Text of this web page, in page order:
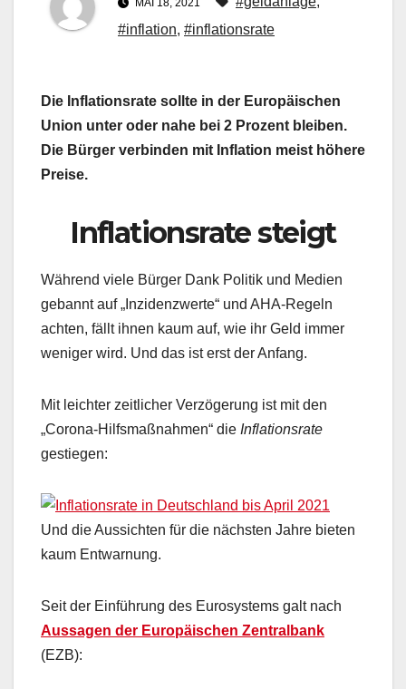
MAI 18, 2021
#inflation, #inflationsrate
Die Inflationsrate sollte in der Europäischen
Union unter oder nahe bei 2 Prozent bleiben.
Die Bürger verbinden mit Inflation meist höhere
Preise.
Inflationsrate steigt
Während viele Bürger Dank Politik und Medien
gebannt auf „Inzidenzwerte“ und AHA-Regeln
achten, fällt ihnen kaum auf, wie ihr Geld immer
weniger wird. Und das ist erst der Anfang.
Mit leichter zeitlicher Verzögerung ist mit den
„Corona-Hilfsmaßnahmen“ die Inflationsrate
gestiegen:
Und die Aussichten für die nächsten Jahre bieten
kaum Entwarnung.
Seit der Einführung des Eurosystems galt nach
Aussagen der Europäischen Zentralbank
(EZB):